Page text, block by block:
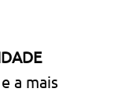
a mais